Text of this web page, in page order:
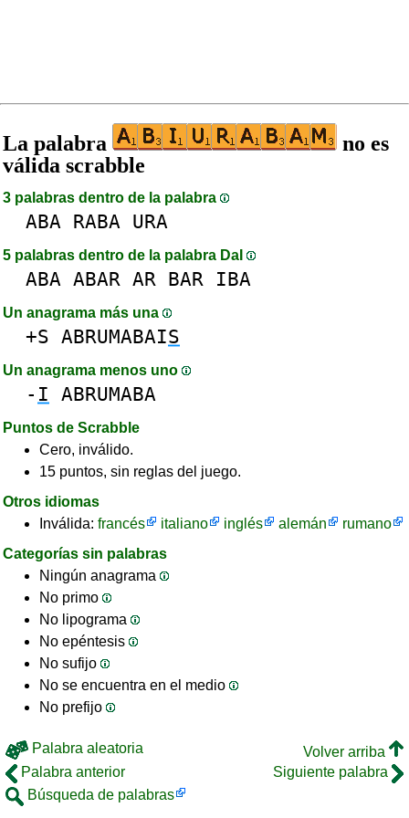
La palabra
no es
válida scrabble
3 palabras dentro de la palabra
ABA RABA URA
5 palabras dentro de la palabra DaI
ABA ABAR AR BAR IBA
Un anagrama más una
+S ABRUMABAIS
Un anagrama menos uno
- I ABRUMABA
Puntos de Scrabble
Cero, inválido.
15 puntos, sin reglas del juego.
Otros idiomas
Inválida: francés italiano inglés alemán
rumano
Categorías sin palabras
Ningún anagrama
No primo
No lipograma
No epéntesis
No sufijo
No se encuentra en el medio
No prefijo
Palabra aleatoria
Volver arriba
Palabra anterior
Siguiente palabra
Búsqueda de palabras